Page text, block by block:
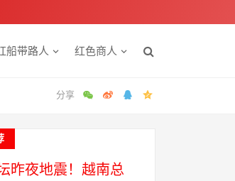
船带路人 红色商人
昨夜地震！越南总